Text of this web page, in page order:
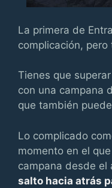
La primera de
complicación, pero
Tienes que
con una campana
que también
Lo complicado
momento en el
campana desde el
salto hacia atrás